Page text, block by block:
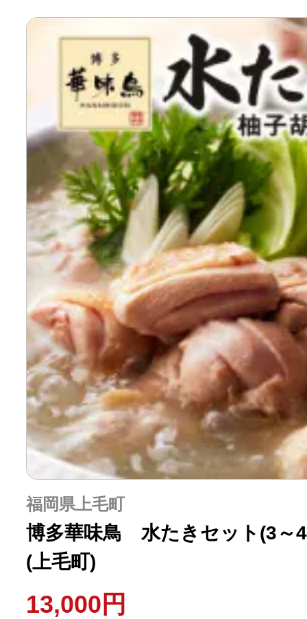
福岡県上毛町
博多華味鳥 水たきセット(3～
(上毛町)
13,000円